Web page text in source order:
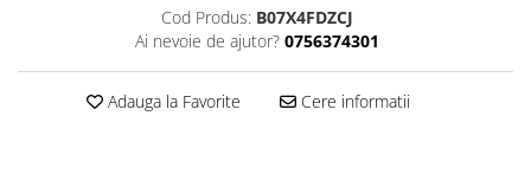
Telefoane Mobile & accesorii
Wearable & Gadgeturi
Electrocasnice & Climatizare
Accesorii si piese masini spalat
Cod Produs: B07X4FDZCJ
Ai nevoie de ajutor? 0756374301
Adauga la Favorite Cere informatii